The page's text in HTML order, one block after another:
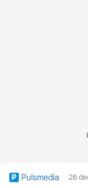
Pulsmedia 26